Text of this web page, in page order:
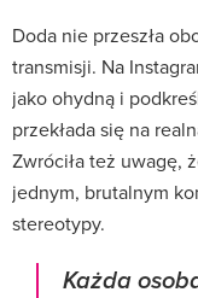
Doda nie przeszła
transmisji. Na
jako ohydną i
przekłada się na
Zwróciła też uwagę,
jednym, brutalnym
stereotypy.
Każda